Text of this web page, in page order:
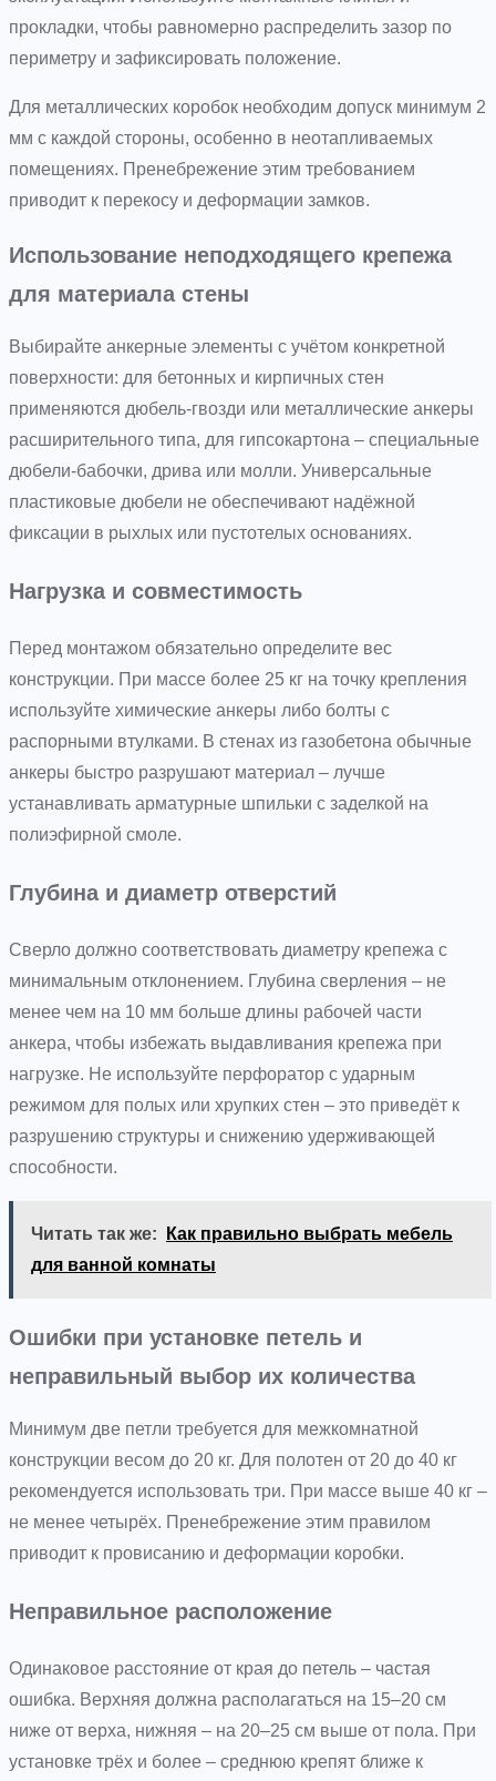
прокладки, чтобы равномерно распределить зазор по
периметру и зафиксировать положение.
Для металлических коробок необходим допуск минимум 2
мм с каждой стороны, особенно в неотапливаемых
помещениях. Пренебрежение этим требованием
приводит к перекосу и деформации замков.
Использование неподходящего крепежа
для материала стены
Выбирайте анкерные элементы с учётом конкретной
поверхности: для бетонных и кирпичных стен
применяются дюбель-гвозди или металлические анкеры
расширительного типа, для гипсокартона – специальные
дюбели-бабочки, дрива или молли. Универсальные
пластиковые дюбели не обеспечивают надёжной
фиксации в рыхлых или пустотелых основаниях.
Нагрузка и совместимость
Перед монтажом обязательно определите вес
конструкции. При массе более 25 кг на точку крепления
используйте химические анкеры либо болты с
распорными втулками. В стенах из газобетона обычные
анкеры быстро разрушают материал – лучше
устанавливать арматурные шпильки с заделкой на
полиэфирной смоле.
Глубина и диаметр отверстий
Сверло должно соответствовать диаметру крепежа с
минимальным отклонением. Глубина сверления – не
менее чем на 10 мм больше длины рабочей части
анкера, чтобы избежать выдавливания крепежа при
нагрузке. Не используйте перфоратор с ударным
режимом для полых или хрупких стен – это приведёт к
разрушению структуры и снижению удерживающей
способности.
Читать так же:
Как правильно выбрать мебель
для ванной комнаты
Ошибки при установке петель и
неправильный выбор их количества
Минимум две петли требуется для межкомнатной
конструкции весом до 20 кг. Для полотен от 20 до 40 кг
рекомендуется использовать три. При массе выше 40 кг –
не менее четырёх. Пренебрежение этим правилом
приводит к провисанию и деформации коробки.
Неправильное расположение
Одинаковое расстояние от края до петель – частая
ошибка. Верхняя должна располагаться на 15–20 см
ниже от верха, нижняя – на 20–25 см выше от пола. При
установке трёх и более – среднюю крепят ближе к